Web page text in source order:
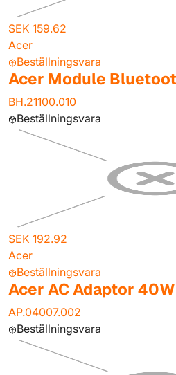
SEK 159.62
Acer
Beställningsvara
Acer Module
BH.21100.010
Beställningsvara
SEK 192.92
Acer
Beställningsvara
Acer AC Adaptor
AP.04007.002
Beställningsvara